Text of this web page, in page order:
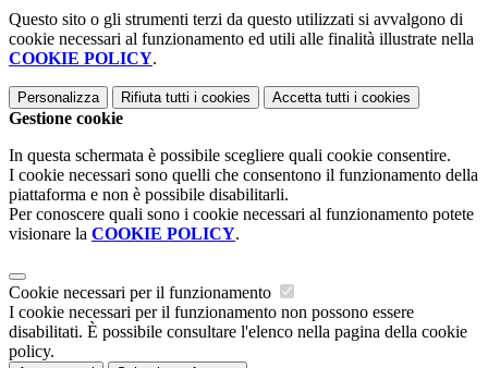
Questo sito o gli strumenti terzi da questo utilizzati si avvalgono di
cookie necessari al funzionamento ed utili alle finalità illustrate nella
COOKIE POLICY.
Personalizza Rifiuta tutti i cookies Accetta tutti i cookies
Gestione cookie
In questa schermata è possibile scegliere quali cookie consentire.
I cookie necessari sono quelli che consentono il funzionamento della
piattaforma e non è possibile disabilitarli.
Per conoscere quali sono i cookie necessari al funzionamento potete
visionare la COOKIE POLICY.
Cookie necessari per il funzionamento
I cookie necessari per il funzionamento non possono essere
disabilitati. È possibile consultare l'elenco nella pagina della cookie
policy.